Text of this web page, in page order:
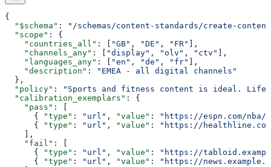
{
  "$schema"
:
"/schemas/content-standards/create-
  "scope"
: {
    "countries_all"
: [ "GB" , "DE" , "FR"
],
    "channels_any"
: [ "display" , "olv" , "ctv"
],
    "languages_any"
: [ "en" , "de" , "fr"
],
    "description"
:
"EMEA - all digital channels"
  },
  "policy"
:
"Sports and fitness content is ideal.
  "calibration_exemplars"
: {
    "pass"
: [
      {
"type" : "url" , "value" :
"https://espn.com/nba/
      {
"type" : "url" , "value" :
"https://
    ],
    "fail"
: [
      {
"type" : "url" , "value" :
"https://
      {
"type" : "url" , "value" :
"https://